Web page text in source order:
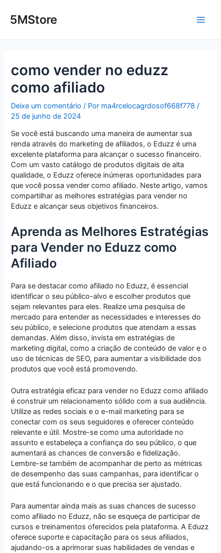
para5MStore
como vender no eduzz
como afiliado
Deixe um comentário / Por ma4rcelocagrdosof668f778/
25 de junho de 2024
Se você está buscando uma maneira de aumentar sua
renda através do marketing de afiliados, o Eduzz é uma
excelente plataforma para alcançar o sucesso financeiro.
Com um vasto catálogo de produtos digitais de alta
qualidade, o Eduzz oferece inúmeras oportunidades para
que você possa vender como afiliado. Neste artigo, vamos
compartilhar as melhores estratégias para vender no
Eduzz e alcançar seus objetivos financeiros.
Aprenda as Melhores Estratégias
para Vender no Eduzz como
Afiliado
Para se destacar como afiliado no Eduzz, é essencial
identificar o seu público-alvo e escolher produtos que
sejam relevantes para eles. Realize uma pesquisa de
mercado para entender as necessidades e interesses do
seu público, e selecione produtos que atendam a essas
demandas. Além disso, invista em estratégias de
marketing digital, como a criação de conteúdo de valor e o
uso de técnicas de SEO, para aumentar a visibilidade dos
produtos que você está promovendo.
Outra estratégia eficaz para vender no Eduzz como afiliado
é construir um relacionamento sólido com a sua audiência.
Utilize as redes sociais e o e-mail marketing para se
conectar com os seus seguidores e oferecer conteúdo
relevante e útil. Mostre-se como uma autoridade no
assunto e estabeleça a confiança do seu público, o que
aumentará as chances de conversão e fidelização.
Lembre-se também de acompanhar de perto as métricas
de desempenho das suas campanhas, para identificar o
que está funcionando e o que precisa ser ajustado.
Para aumentar ainda mais as suas chances de sucesso
como afiliado no Eduzz, não se esqueça de participar de
cursos e treinamentos oferecidos pela plataforma. A Eduzz
oferece suporte e capacitação para os seus afiliados,
ajudando-os a aprimorar suas habilidades de vendas e
navigation